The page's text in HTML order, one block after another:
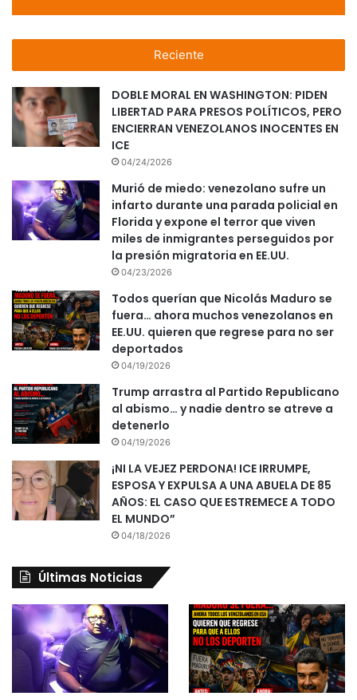
Reciente
DOBLE MORAL EN WASHINGTON: PIDEN
LIBERTAD PARA PRESOS POLÍTICOS, PERO
ENCIERRAN VENEZOLANOS INOCENTES EN
ICE
04/24/2026
Murió de miedo: venezolano sufre un
infarto durante una parada policial en
Florida y expone el terror que viven
miles de inmigrantes perseguidos por
la presión migratoria en EE.UU.
04/23/2026
Todos querían que Nicolás Maduro se
fuera… ahora muchos venezolanos en
EE.UU. quieren que regrese para no ser
deportados
04/19/2026
Trump arrastra al Partido Republicano
al abismo… y nadie dentro se atreve a
detenerlo
04/19/2026
¡NI LA VEJEZ PERDONA! ICE IRRUMPE,
ESPOSA Y EXPULSA A UNA ABUELA DE 85
AÑOS: EL CASO QUE ESTREMECE A TODO
EL MUNDO”
04/18/2026
Últimas Noticias